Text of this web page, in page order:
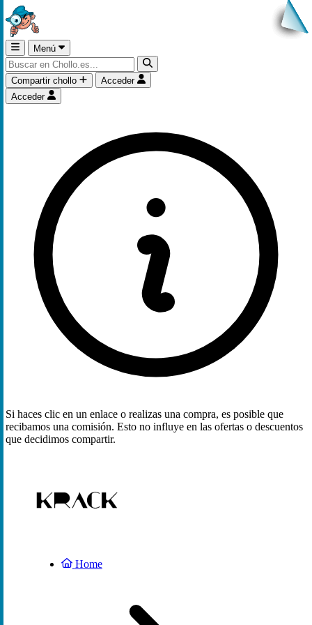
Menú
Compartir chollo
Acceder
Acceder
Si haces clic en un enlace o realizas una compra, es posible que
recibamos una comisión. Esto no influye en las ofertas o descuentos
que decidimos compartir.
Home